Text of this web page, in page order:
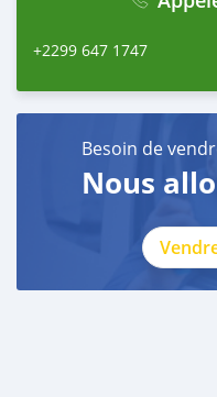
+2299 647 1747
Besoin de
Nous